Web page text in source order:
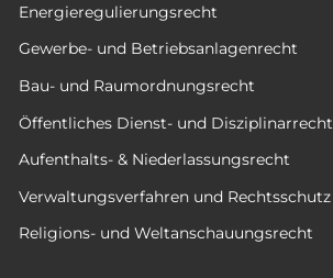
Energieregulierungsrecht
Gewerbe- und Betriebsanlagenrecht
Bau- und Raumordnungsrecht
Öffentliches Dienst- und Disziplinarrecht
Aufenthalts- & Niederlassungsrecht
Verwaltungsverfahren und Rechtsschutz
Religions- und Weltanschauungsrecht